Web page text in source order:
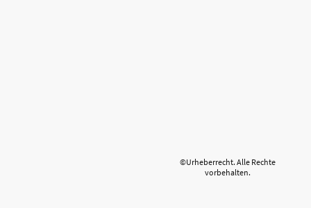
©Urheberrecht. Alle Rechte
vorbehalten.